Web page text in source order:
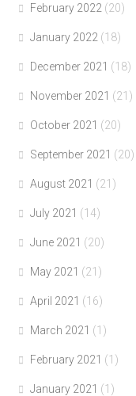
February 2022 (20)
January 2022 (18)
December 2021 (18)
November 2021 (21)
October 2021 (20)
September 2021 (20)
August 2021 (21)
July 2021 (14)
June 2021 (20)
May 2021 (21)
April 2021 (16)
March 2021 (1)
February 2021 (1)
January 2021 (1)